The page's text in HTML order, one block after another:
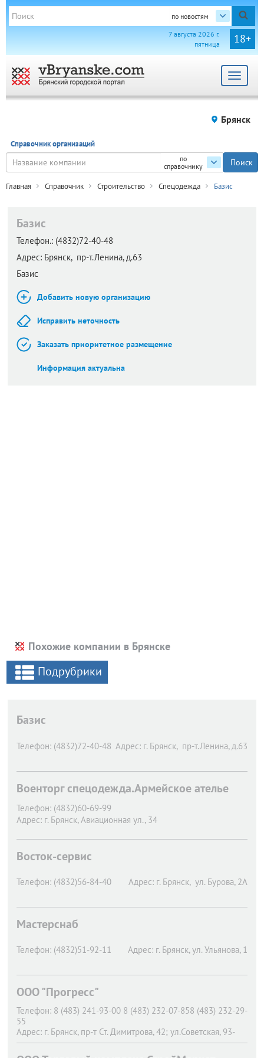
по новостям
18+
7 августа 2026 г.
пятница
Toggle
Брянск
Справочник организаций
по
справочнику
Главная Справочник Строительство Спецодежда Базис
Базис
Телефон.: (4832)72-40-48
Адрес: Брянск, пр-т.Ленина, д.63
Базис
Добавить новую организацию
Исправить неточность
Заказать приоритетное размещение
Информация актуальна
Похожие компании в Брянске
Подрубрики
Базис
Телефон: (4832)72-40-48 Адрес: г. Брянск, пр-т.Ленина, д.63
Военторг спецодежда.Армейское ателье
Телефон: (4832)60-69-99
Адрес: г. Брянск, Авиационная ул., 34
Восток-сервис
Телефон: (4832)56-84-40 Адрес: г. Брянск, ул. Бурова, 2А
Мастерснаб
Телефон: (4832)51-92-11 Адрес: г. Брянск, ул. Ульянова, 1
ООО "Прогресс"
Телефон: 8 (483) 241-93-00 8 (483) 232-07-858 (483) 232-29-
55
Адрес: г. Брянск, пр-т Ст. Димитрова, 42; ул.Советская, 93-
офис